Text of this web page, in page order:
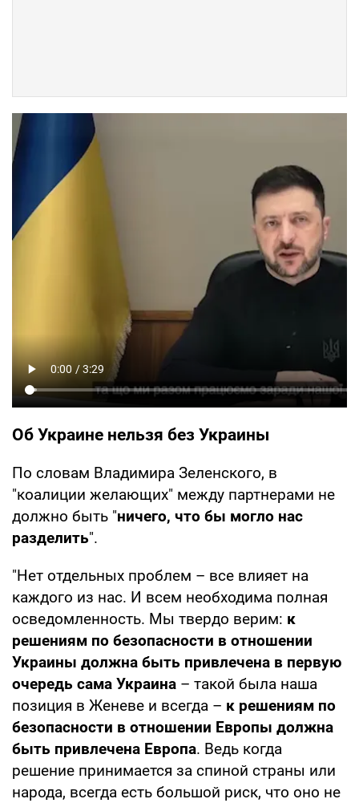
Об Украине нельзя без Украины
По словам Владимира Зеленского, в
"коалиции желающих" между партнерами не
должно быть "ничего, что бы могло нас
разделить".
"Нет отдельных проблем – все влияет на
каждого из нас. И всем необходима полная
осведомленность. Мы твердо верим: к
решениям по безопасности в отношении
Украины должна быть привлечена в первую
очередь сама Украина – такой была наша
позиция в Женеве и всегда – к решениям по
безопасности в отношении Европы должна
быть привлечена Европа. Ведь когда
решение принимается за спиной страны или
народа, всегда есть большой риск, что оно не